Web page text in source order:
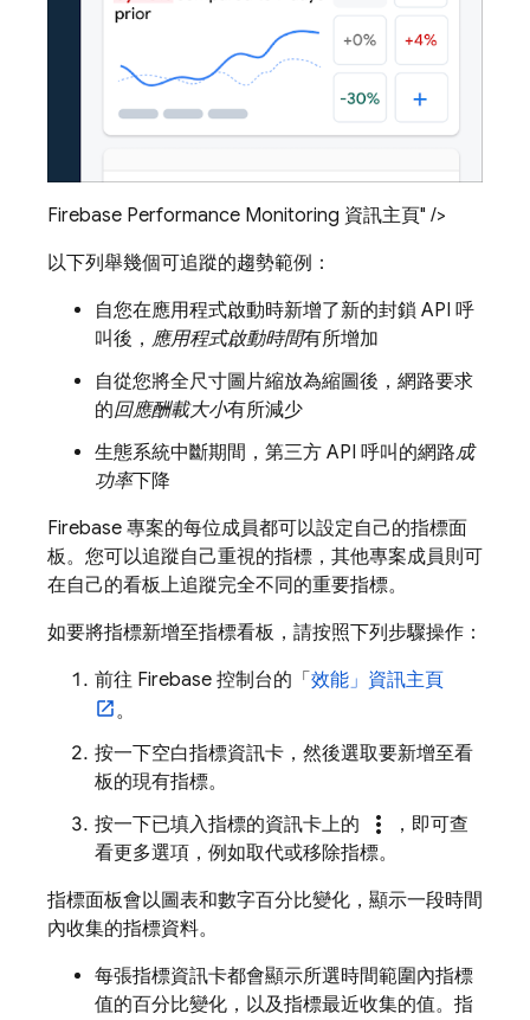
Firebase Performance Monitoring 資訊主頁" />
以下列舉幾個可追蹤的趨勢範例：
自您在應用程式啟動時新增了新的封鎖 API 呼
叫後， 應用程式啟動時間有所增加
自從您將全尺寸圖片縮放為縮圖後，網路要求
的回應酬載大小有所減少
生態系統中斷期間，第三方 API 呼叫的網路成
功率下降
Firebase 專案的每位成員都可以設定自己的指標面
板。您可以追蹤自己重視的指標，其他專案成員則可
在自己的看板上追蹤完全不同的重要指標。
如要將指標新增至指標看板，請按照下列步驟操作：
前往 Firebase 控制台的「 效能」 資訊主頁
。
按一下空白指標資訊卡，然後選取要新增至看
板的現有指標。
按一下已填入指標的資訊卡上的
more_vert
，即可查
看更多選項，例如取代或移除指標。
指標面板會以圖表和數字百分比變化，顯示一段時間
內收集的指標資料。
每張指標資訊卡都會顯示所選時間範圍內指標
值的百分比變化，以及指標最近收集的值。指